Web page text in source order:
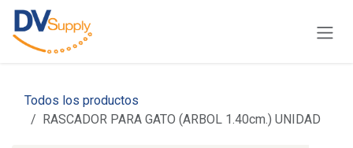
Ir al contenido
Todos los productos
RASCADOR PARA GATO (ARBOL 1.40cm.) UNIDAD